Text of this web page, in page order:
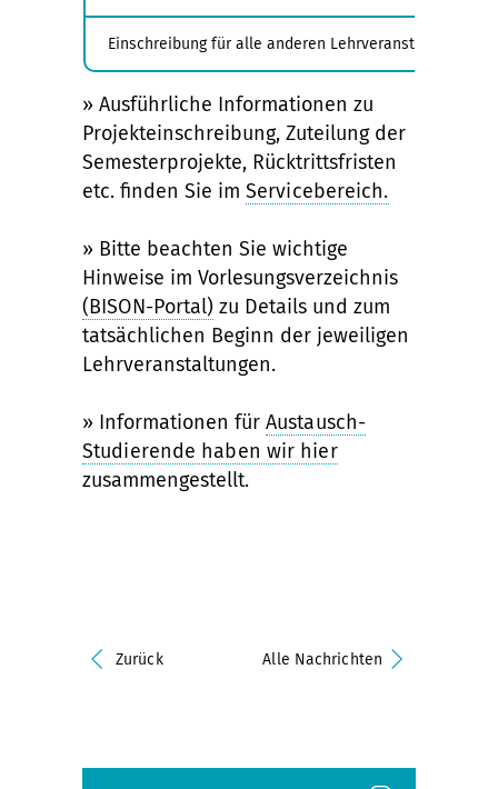
Einschreibung für alle anderen Lehrveranstaltungen
» Ausführliche Informationen zu
Projekteinschreibung, Zuteilung der
Semesterprojekte, Rücktrittsfristen
etc. finden Sie im Servicebereich.
» Bitte beachten Sie wichtige
Hinweise im Vorlesungsverzeichnis
(BISON-Portal) zu Details und zum
tatsächlichen Beginn der jeweiligen
Lehrveranstaltungen.
» Informationen für Austausch-
Studierende haben wir hier
zusammengestellt.
Zurück Alle Nachrichten